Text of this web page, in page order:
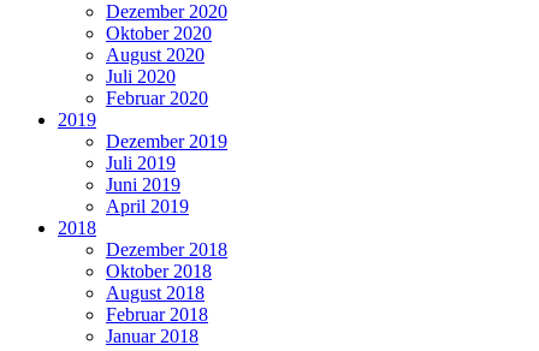
Dezember 2020
Oktober 2020
August 2020
Juli 2020
Februar 2020
2019
Dezember 2019
Juli 2019
Juni 2019
April 2019
2018
Dezember 2018
Oktober 2018
August 2018
Februar 2018
Januar 2018